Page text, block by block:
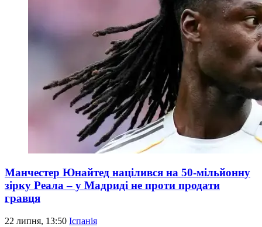
Манчестер Юнайтед націлився на 50-мільйонну
зірку Реала – у Мадриді не проти продати
гравця
22 липня, 13:50 Іспанія